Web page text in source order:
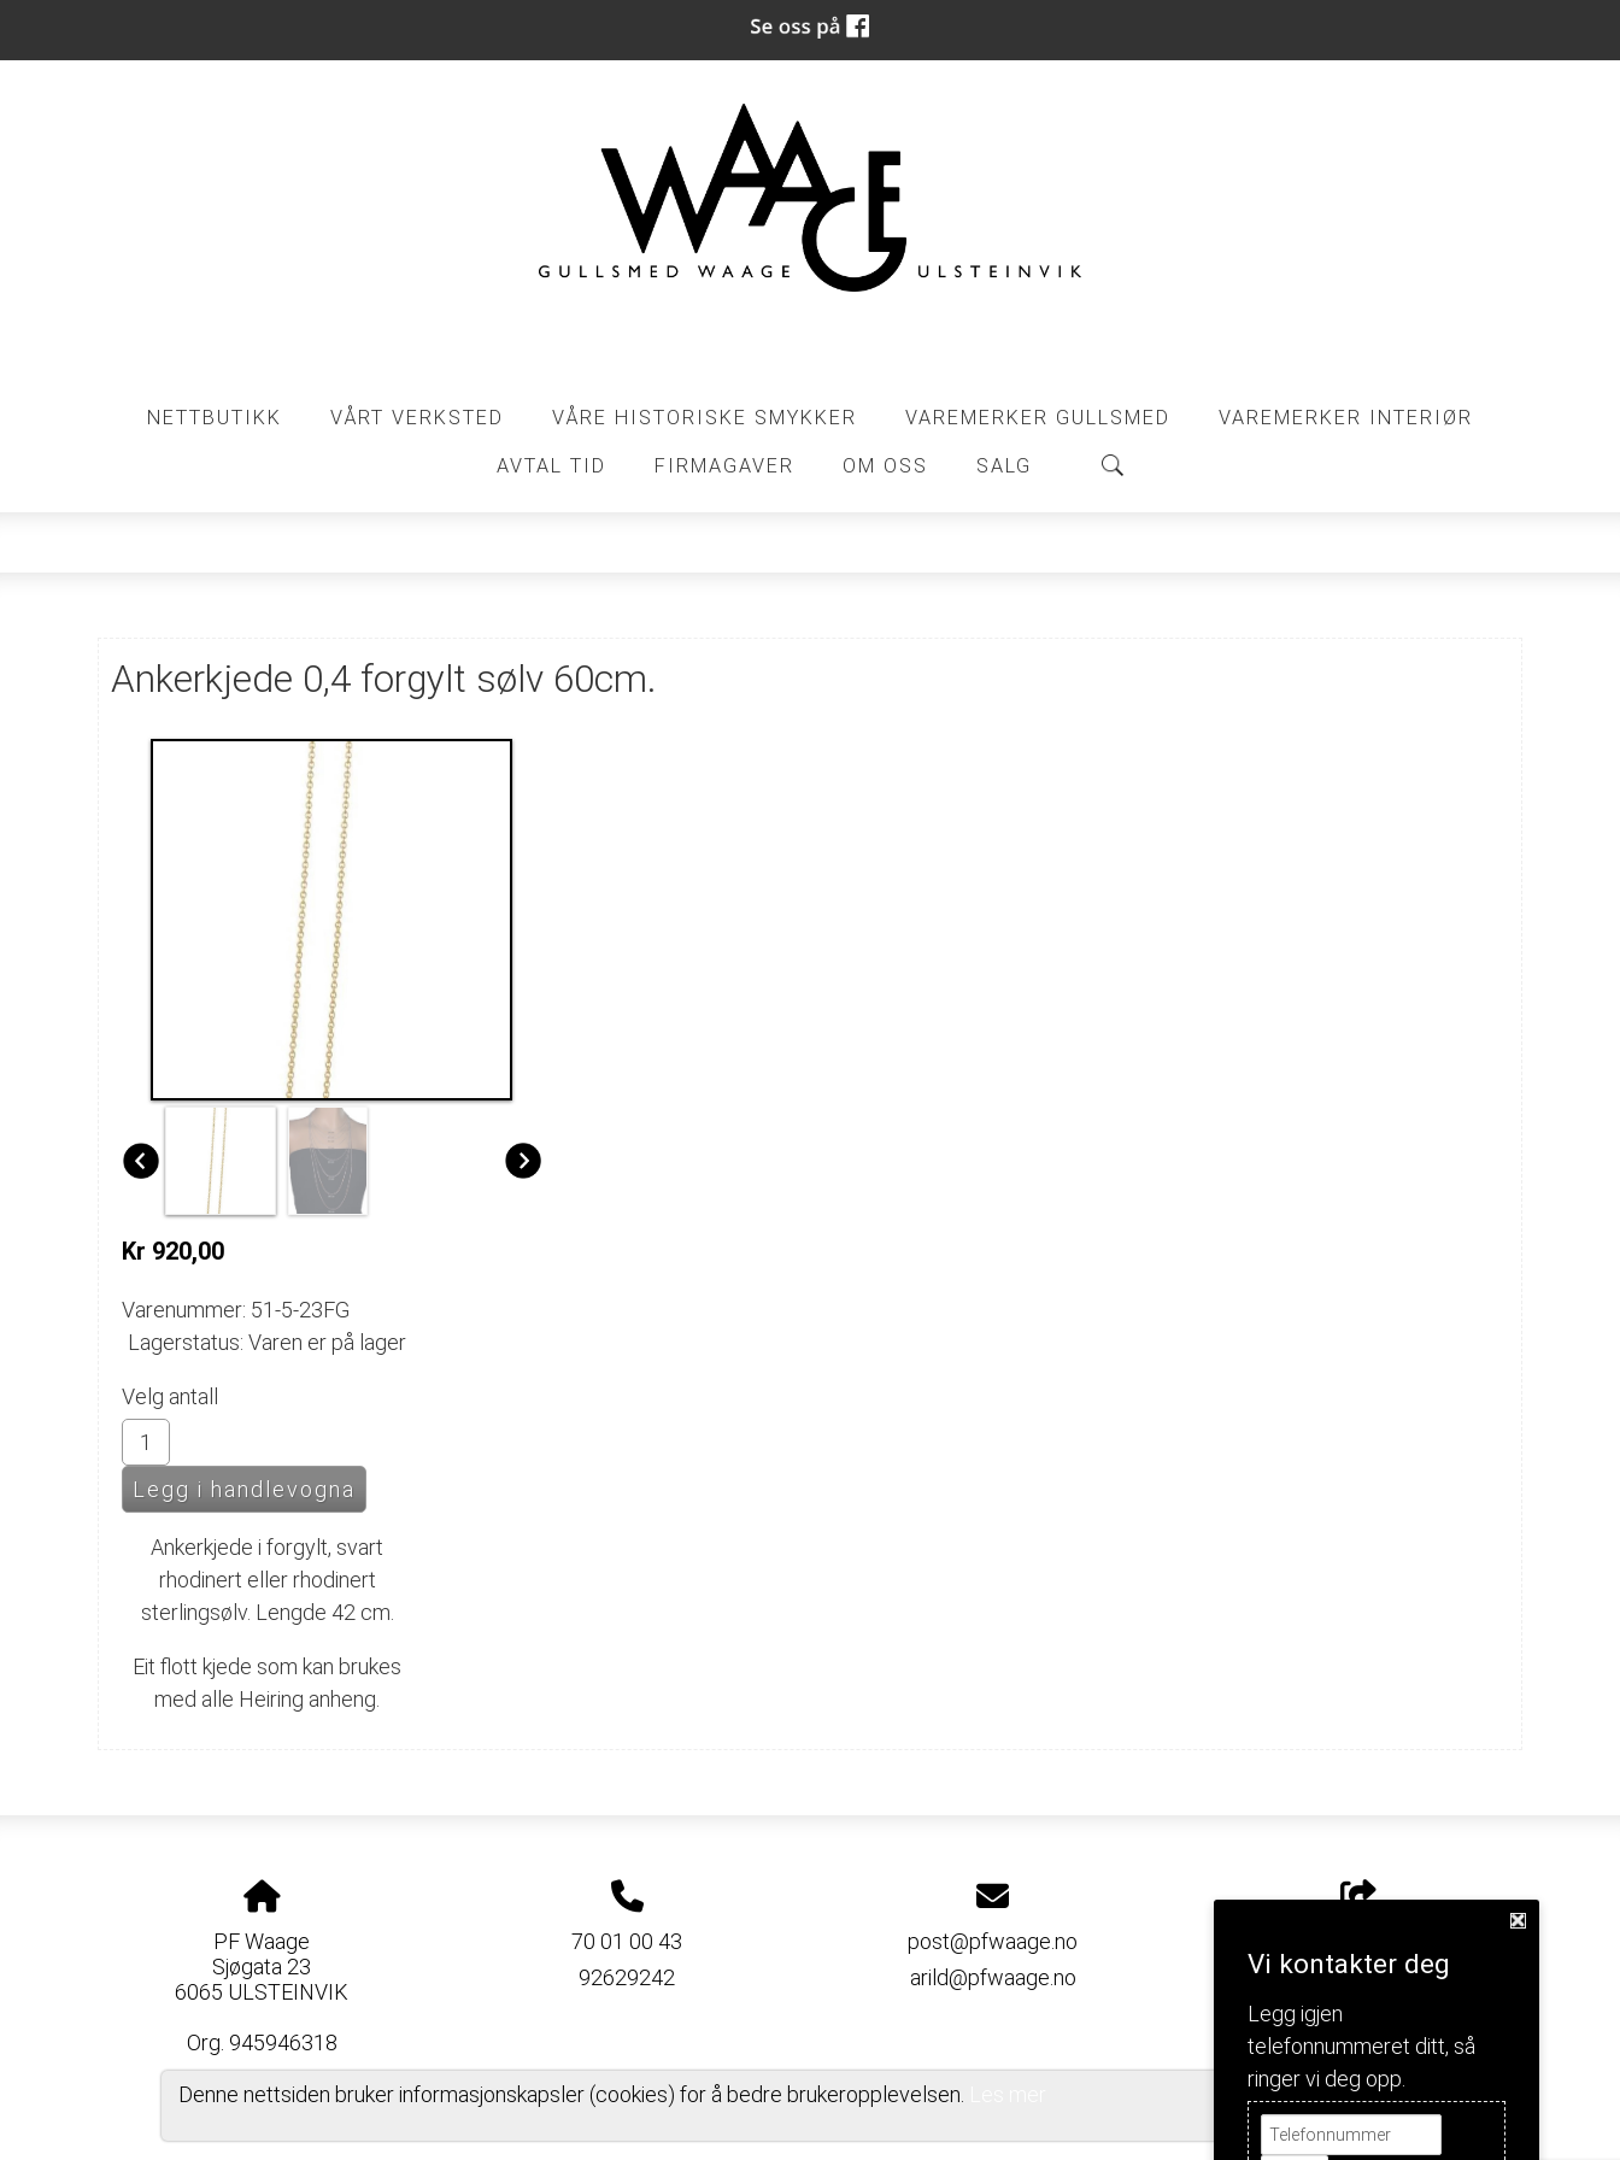
NETTBUTIKK VÅRT VERKSTED VÅRE HISTORISKE SMYKKER VAREMERKER GULLSMED VAREMERKER INTERIØR
AVTAL TID FIRMAGAVER OM OSS SALG
Ankerkjede 0,4 forgylt sølv 60cm.
Kr 920,00
Varenummer: 51-5-23FG
Lagerstatus: Varen er på lager
Velg antall
Ankerkjede i forgylt, svart
rhodinert eller rhodinert
sterlingsølv. Lengde 42 cm.
Eit flott kjede som kan brukes
med alle Heiring anheng.
Vi kontakter deg
Legg igjen
telefonnummeret ditt, så
ringer vi deg opp.
PF Waage
Sjøgata 23
6065 ULSTEINVIK
Org. 945946318
70 01 00 43
92629242
post@pfwaage.no
arild@pfwaage.no
Denne nettsiden bruker informasjonskapsler (cookies) for å bedre brukeropplevelsen. Jeg forstår!